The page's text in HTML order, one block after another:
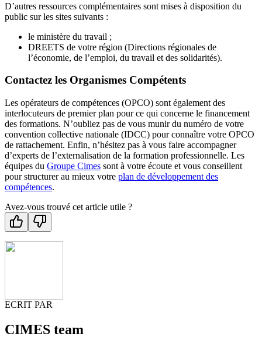
D’autres ressources complémentaires sont mises à disposition du
public sur les sites suivants :
le ministère du travail ;
DREETS de votre région (Directions régionales de
l’économie, de l’emploi, du travail et des solidarités).
Contactez les Organismes Compétents
Les opérateurs de compétences (OPCO) sont également des
interlocuteurs de premier plan pour ce qui concerne le financement
des formations. N’oubliez pas de vous munir du numéro de votre
convention collective nationale (IDCC) pour connaître votre OPCO
de rattachement. Enfin, n’hésitez pas à vous faire accompagner
d’experts de l’externalisation de la formation professionnelle. Les
équipes du Groupe Cimes sont à votre écoute et vous conseillent
pour structurer au mieux votre plan de développement des
compétences.
Avez-vous trouvé cet article utile ?
ECRIT PAR
CIMES team